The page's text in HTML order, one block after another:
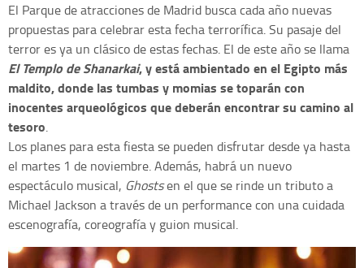
El Parque de atracciones de Madrid busca cada año nuevas
propuestas para celebrar esta fecha terrorífica. Su pasaje del
terror es ya un clásico de estas fechas. El de este año se llama
El Templo de Shanarkai, y está ambientado en el Egipto más
maldito, donde las tumbas y momias se toparán con
inocentes arqueológicos que deberán encontrar su camino al
tesoro.
Los planes para esta fiesta se pueden disfrutar desde ya hasta
el martes 1 de noviembre. Además, habrá un nuevo
espectáculo musical, Ghostsen el que se rinde un tributo a
Michael Jackson a través de un performance con una cuidada
escenografía, coreografía y guion musical.